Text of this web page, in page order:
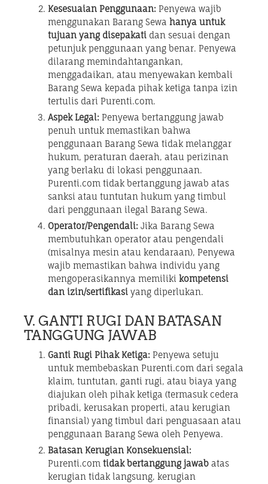
Kesesuaian Penggunaan: Penyewa wajib
menggunakan Barang Sewa hanya untuk
tujuan yang disepakati dan sesuai dengan
petunjuk penggunaan yang benar. Penyewa
dilarang memindahtangankan,
menggadaikan, atau menyewakan kembali
Barang Sewa kepada pihak ketiga tanpa izin
tertulis dari Purenti.com.
Aspek Legal: Penyewa bertanggung jawab
penuh untuk memastikan bahwa
penggunaan Barang Sewa tidak melanggar
hukum, peraturan daerah, atau perizinan
yang berlaku di lokasi penggunaan.
Purenti.com tidak bertanggung jawab atas
sanksi atau tuntutan hukum yang timbul
dari penggunaan ilegal Barang Sewa.
Operator/Pengendali: Jika Barang Sewa
membutuhkan operator atau pengendali
(misalnya mesin atau kendaraan), Penyewa
wajib memastikan bahwa individu yang
mengoperasikannya memiliki kompetensi
dan izin/sertifikasi yang diperlukan.
V. GANTI RUGI DAN BATASAN
TANGGUNG JAWAB
Ganti Rugi Pihak Ketiga: Penyewa setuju
untuk membebaskan Purenti.com dari segala
klaim, tuntutan, ganti rugi, atau biaya yang
diajukan oleh pihak ketiga (termasuk cedera
pribadi, kerusakan properti, atau kerugian
finansial) yang timbul dari penguasaan atau
penggunaan Barang Sewa oleh Penyewa.
Batasan Kerugian Konsekuensial:
Purenti.com tidak bertanggung jawab atas
kerugian tidak langsung, kerugian